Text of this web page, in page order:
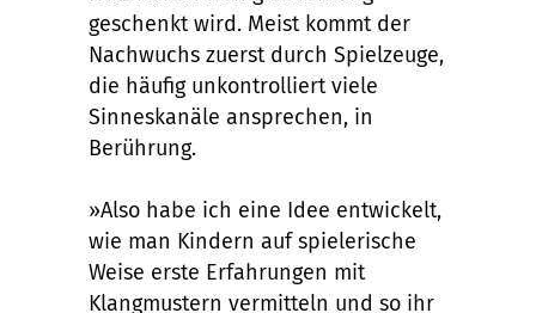
geschenkt wird. Meist kommt der
Nachwuchs zuerst durch Spielzeuge,
die häufig unkontrolliert viele
Sinneskanäle ansprechen, in
Berührung.
»Also habe ich eine Idee entwickelt,
wie man Kindern auf spielerische
Weise erste Erfahrungen mit
Klangmustern vermitteln und so ihr